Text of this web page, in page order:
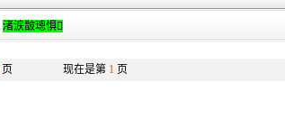
渚涙皵璁惧
页 现在是第 1 页